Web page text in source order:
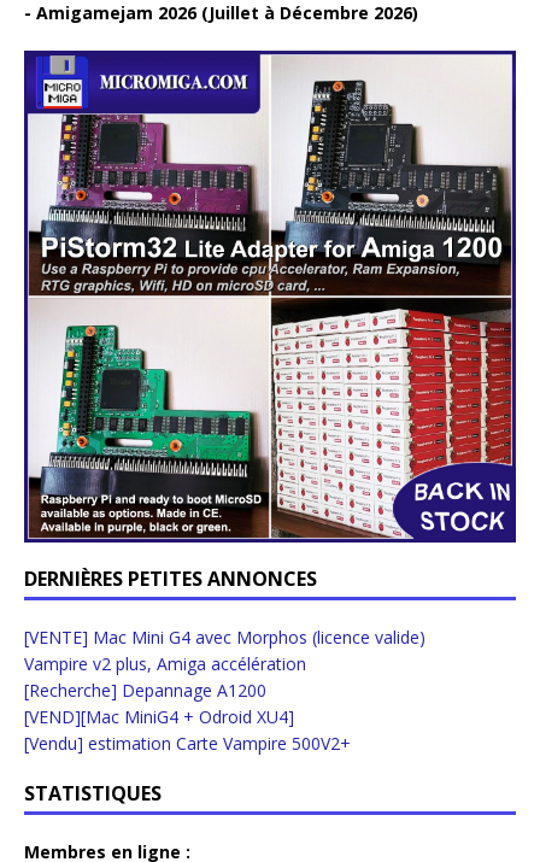
Amigamejam 2026 (Juillet à Décembre 2026)
DERNIÈRES PETITES ANNONCES
[VENTE] Mac Mini G4 avec Morphos (licence valide)
Vampire v2 plus, Amiga accélération
[Recherche] Depannage A1200
[VEND][Mac MiniG4 + Odroid XU4]
[Vendu] estimation Carte Vampire 500V2+
STATISTIQUES
Membres en ligne :